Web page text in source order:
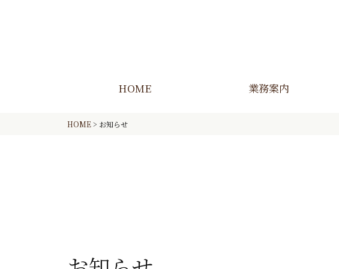
HOME 業務案内
HOME> お知らせ